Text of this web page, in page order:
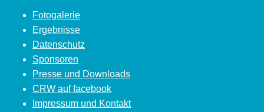
Fotogalerie
Ergebnisse
Datenschutz
Sponsoren
Presse und Downloads
CRW auf facebook
Impressum und Kontakt